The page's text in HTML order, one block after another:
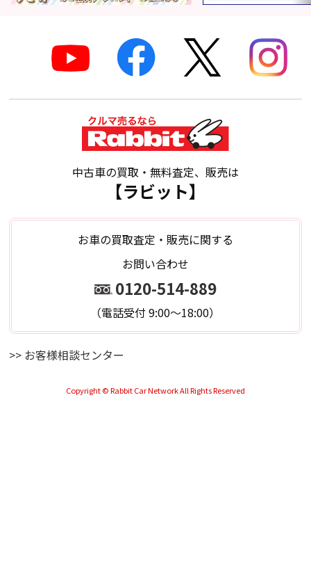
中古車の買取・無料査定、販売は
【ラビット】
お車の買取査定・販売に関する
お問い合わせ
0120-514-889
（電話受付 9:00～18:00）
>> お客様相談センター
Copyright © Rabbit Car Network All Rights Reserved